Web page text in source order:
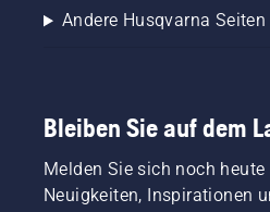
Andere Husqvarna Seiten
Bleiben Sie auf dem
Melden Sie sich noch heute
Neuigkeiten, Inspirationen